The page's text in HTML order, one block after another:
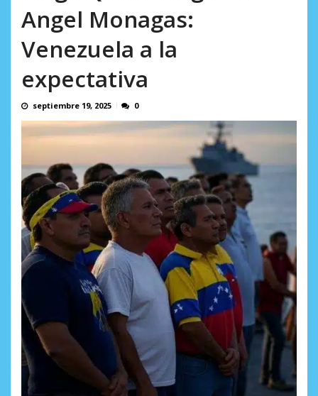
Angel Monagas:
Venezuela a la
expectativa
septiembre 19, 2025 0